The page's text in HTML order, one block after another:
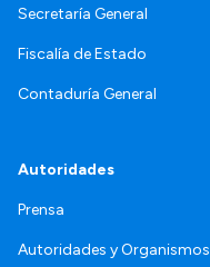
Secretaría General
Fiscalía de Estado
Contaduría General
Autoridades
Prensa
Autoridades y Organismos